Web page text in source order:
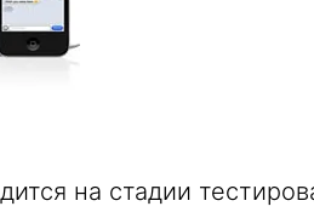
на стадии